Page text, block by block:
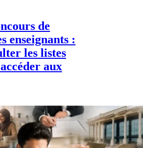
de
enseignants :
les listes
aux